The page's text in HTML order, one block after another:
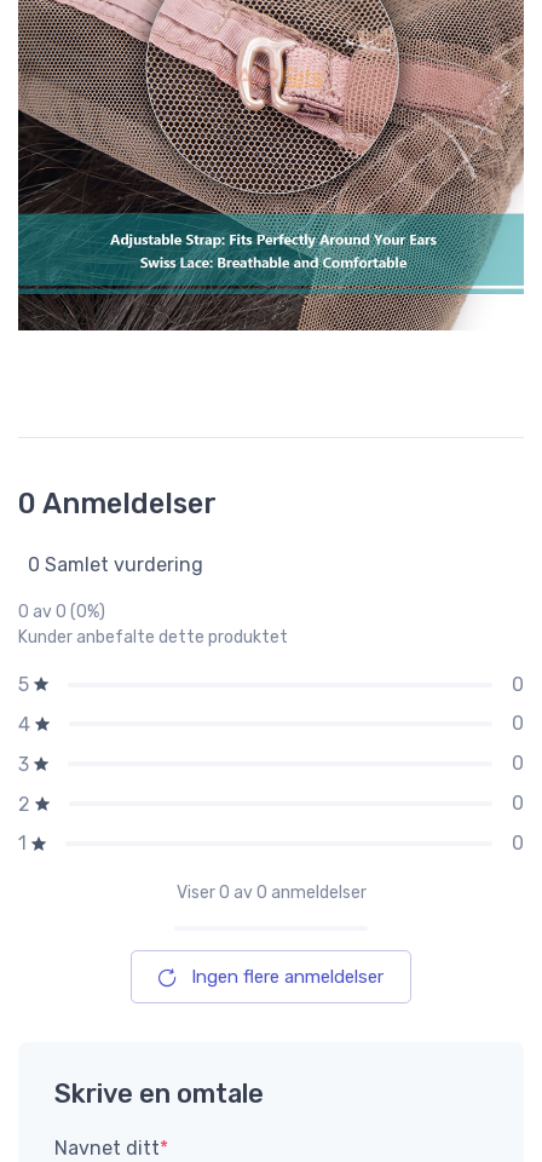
0 Anmeldelser
0 Samlet vurdering
0 av 0 (0%)
Kunder anbefalte dette produktet
5
0
4
0
3
0
2
0
1
0
Viser0 av 0 anmeldelser
Ingen flere anmeldelser
Skrive en omtale
Navnet ditt*